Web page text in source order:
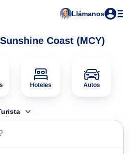
Llámanos
Coast (MCY)
Hoteles Autos